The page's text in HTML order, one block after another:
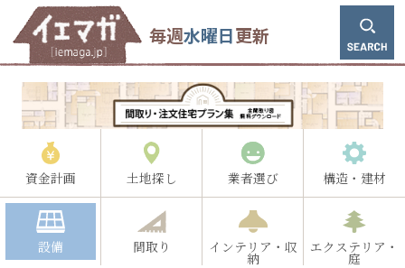
毎週水曜日更新
資金計画 土地探し 業者選び 構造・建材
設備 間取り インテリア・収
納
エクステリア・
庭